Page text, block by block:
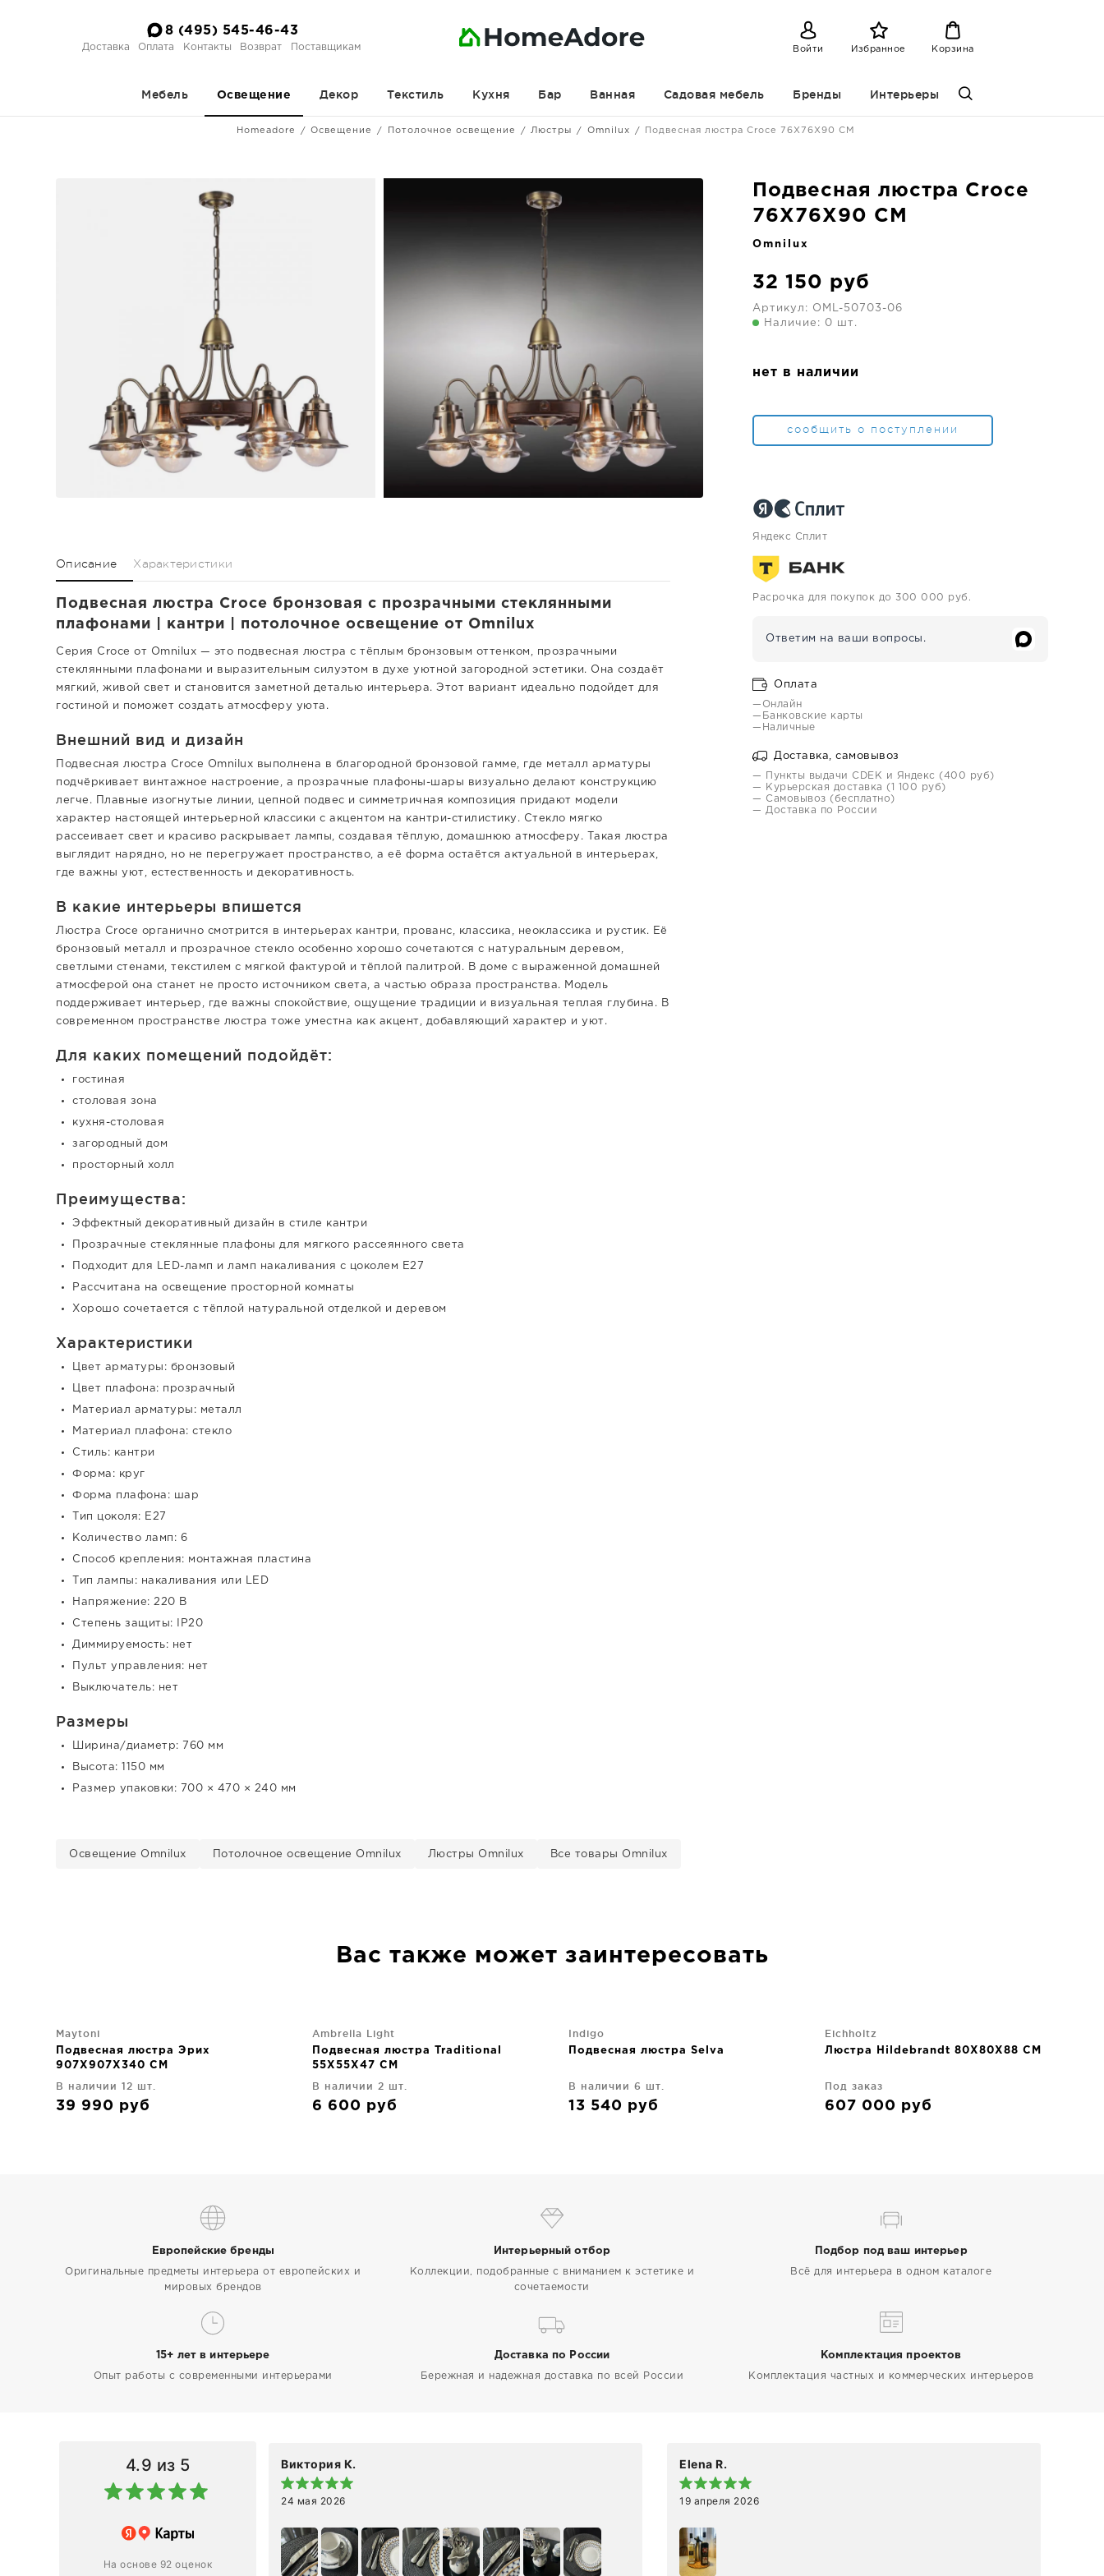
8 (495) 545-46-43
Доставка Оплата Контакты Возврат Поставщикам Войти Избранное Корзина
Мебель Освещение Декор Текстиль Кухня Бар Ванная Садовая мебель Бренды Интерьеры
Homeadore Освещение Потолочное освещение Люстры Omnilux Подвесная люстра Croce 76X76X90 CM
Подвесная люстра Croce
76X76X90 CM
Omnilux
32 150 руб
Артикул: OML-50703-06
Наличие: 0 шт.
нет в наличии
сообщить о поступлении
Яндекс Сплит
Расрочка для покупок до 300 000 руб.
Ответим на ваши вопросы.
Оплата
—Онлайн
—Банковские карты
—Наличные
Доставка, самовывоз
— Пункты выдачи CDEK и Яндекс (400 руб)
— Курьерская доставка (1 100 руб)
— Самовывоз (бесплатно)
— Доставка по России
Описание Характеристики
Подвесная люстра Croce бронзовая с прозрачными стеклянными
плафонами | кантри | потолочное освещение от Omnilux
Серия Croce от Omnilux — это подвесная люстра с тёплым бронзовым оттенком, прозрачными
стеклянными плафонами и выразительным силуэтом в духе уютной загородной эстетики. Она создаёт
мягкий, живой свет и становится заметной деталью интерьера. Этот вариант идеально подойдет для
гостиной и поможет создать атмосферу уюта.
Внешний вид и дизайн
Подвесная люстра Croce Omnilux выполнена в благородной бронзовой гамме, где металл арматуры
подчёркивает винтажное настроение, а прозрачные плафоны-шары визуально делают конструкцию
легче. Плавные изогнутые линии, цепной подвес и симметричная композиция придают модели
характер настоящей интерьерной классики с акцентом на кантри-стилистику. Стекло мягко
рассеивает свет и красиво раскрывает лампы, создавая тёплую, домашнюю атмосферу. Такая люстра
выглядит нарядно, но не перегружает пространство, а её форма остаётся актуальной в интерьерах,
где важны уют, естественность и декоративность.
В какие интерьеры впишется
Люстра Croce органично смотрится в интерьерах кантри, прованс, классика, неоклассика и рустик. Её
бронзовый металл и прозрачное стекло особенно хорошо сочетаются с натуральным деревом,
светлыми стенами, текстилем с мягкой фактурой и тёплой палитрой. В доме с выраженной домашней
атмосферой она станет не просто источником света, а частью образа пространства. Модель
поддерживает интерьер, где важны спокойствие, ощущение традиции и визуальная теплая глубина. В
современном пространстве люстра тоже уместна как акцент, добавляющий характер и уют.
Для каких помещений подойдёт:
гостиная
столовая зона
кухня-столовая
загородный дом
просторный холл
Преимущества:
Эффектный декоративный дизайн в стиле кантри
Прозрачные стеклянные плафоны для мягкого рассеянного света
Подходит для LED-ламп и ламп накаливания с цоколем E27
Рассчитана на освещение просторной комнаты
Хорошо сочетается с тёплой натуральной отделкой и деревом
Характеристики
Цвет арматуры: бронзовый
Цвет плафона: прозрачный
Материал арматуры: металл
Материал плафона: стекло
Стиль: кантри
Форма: круг
Форма плафона: шар
Тип цоколя: E27
Количество ламп: 6
Способ крепления: монтажная пластина
Тип лампы: накаливания или LED
Напряжение: 220 В
Степень защиты: IP20
Диммируемость: нет
Пульт управления: нет
Выключатель: нет
Размеры
Ширина/диаметр: 760 мм
Высота: 1150 мм
Размер упаковки: 700 × 470 × 240 мм
Освещение Omnilux Потолочное освещение Omnilux Люстры Omnilux Все товары Omnilux
Вас также может заинтересовать
Maytoni
Подвесная люстра Эрих
907X907X340 CM
В наличии 12 шт.
39 990 руб
Ambrella Light
Подвесная люстра Traditional
55X55X47 CM
В наличии 2 шт.
6 600 руб
Indigo
Подвесная люстра Selva
В наличии 6 шт.
13 540 руб
Eichholtz
Люстра Hildebrandt 80X80X88 CM
Под заказ
607 000 руб
Европейские бренды
Оригинальные предметы интерьера от европейских и
мировых брендов
Интерьерный отбор
Коллекции, подобранные с вниманием к эстетике и
сочетаемости
Подбор под ваш интерьер
Всё для интерьера в одном каталоге
15+ лет в интерьере
Опыт работы с современными интерьерами
Доставка по России
Бережная и надежная доставка по всей России
Комплектация проектов
Комплектация частных и коммерческих интерьеров
4.9 из 5
На основе 92 оценок
магазину за оперативную
приехал ко мне целым и
Виктория К.
24 мая 2026
Elena R.
19 апреля 2026